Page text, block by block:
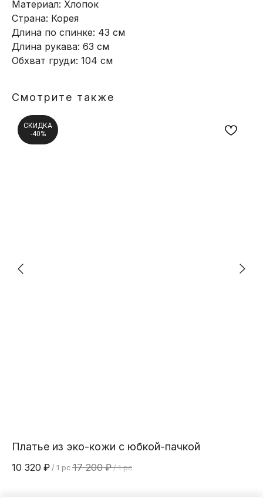
Материал: Хлопок
Страна: Корея
Длина по спинке: 43 см
Длина рукава: 63 см
Обхват груди: 104 см
Смотрите также
СКИДКА
-40%
Платье из эко-кожи с юбкой-пачкой
10 320 ₽ / 1 pc 17 200 ₽ / 1 pc